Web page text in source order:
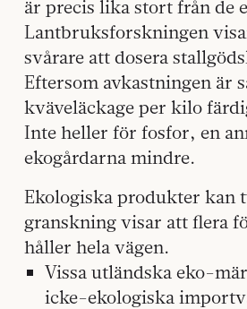
är precis lika stort från de
Lantbruksforskningen
svårare att dosera
Eftersom avkastningen är
kväveläckage per kilo
Inte heller för fosfor, en
ekogårdarna mindre.
Ekologiska produkter kan
granskning visar att flera
håller hela vägen.
Vissa utländska eko-
icke-ekologiska